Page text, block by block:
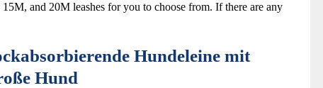
and 20M leashes for you to choose from. If there are any
Hundeleine mit
Hund